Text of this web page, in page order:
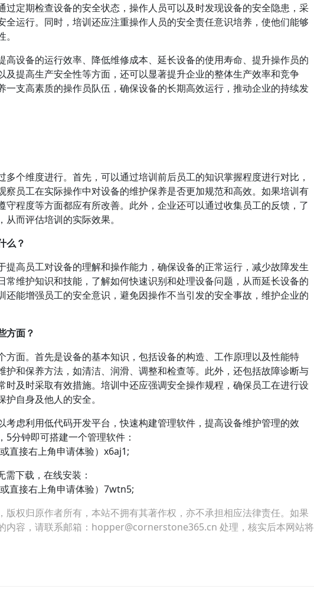
过定期检查设备的安全状态，操作人员可以及时发现设备的安全隐患，采
全运行。同时，培训还应注重操作人员的安全责任意识培养，使他们能够
高设备的运行效率、降低维修成本、延长设备的使用寿命、提升操作员的
及提高生产安全性等方面，还可以显著提升企业的整体生产效率和竞争
一支高素质的操作员队伍，确保设备的长期高效运行，推动企业的持续发
个维度进行。首先，可以通过培训前后员工的知识掌握程度进行对比，
察员工在实际操作中对设备的维护保养是否更加规范和高效。如果培训有
守程度等方面都应有所改善。此外，企业还可以通过收集员工的反馈，了
而评估培训的实际效果。
么？
提高员工对设备的理解和操作能力，确保设备的正常运行，减少故障发生
常维护知识和技能，了解如何快速识别和处理设备问题，从而延长设备的
还能增强员工的安全意识，避免因操作不当引发的安全事故，维护企业的
方面？
方面。首先是设备的基本知识，包括设备的构造、工作原理以及性能特
护和保养方法，如清洁、润滑、调整和检查等。此外，还包括故障诊断与
时及时采取有效措施。培训中还应强调安全操作规程，确保员工在进行设
自身及他人的安全。
考虑利用低代码开发平台，快速构建管理软件，提高设备维护管理的效
分钟即可搭建一个管理软件：
接右上角申请体验）x6aj1;
下载，在线安装：
接右上角申请体验）7wtn5;
版权归原作者所有，本站不拥有其著作权，亦不承担相应法律责任。如果
内容，请联系邮箱：hopper@cornerstone365.cn 处理，核实后本网站将